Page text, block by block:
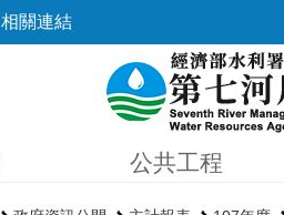
相關連結
公共工程